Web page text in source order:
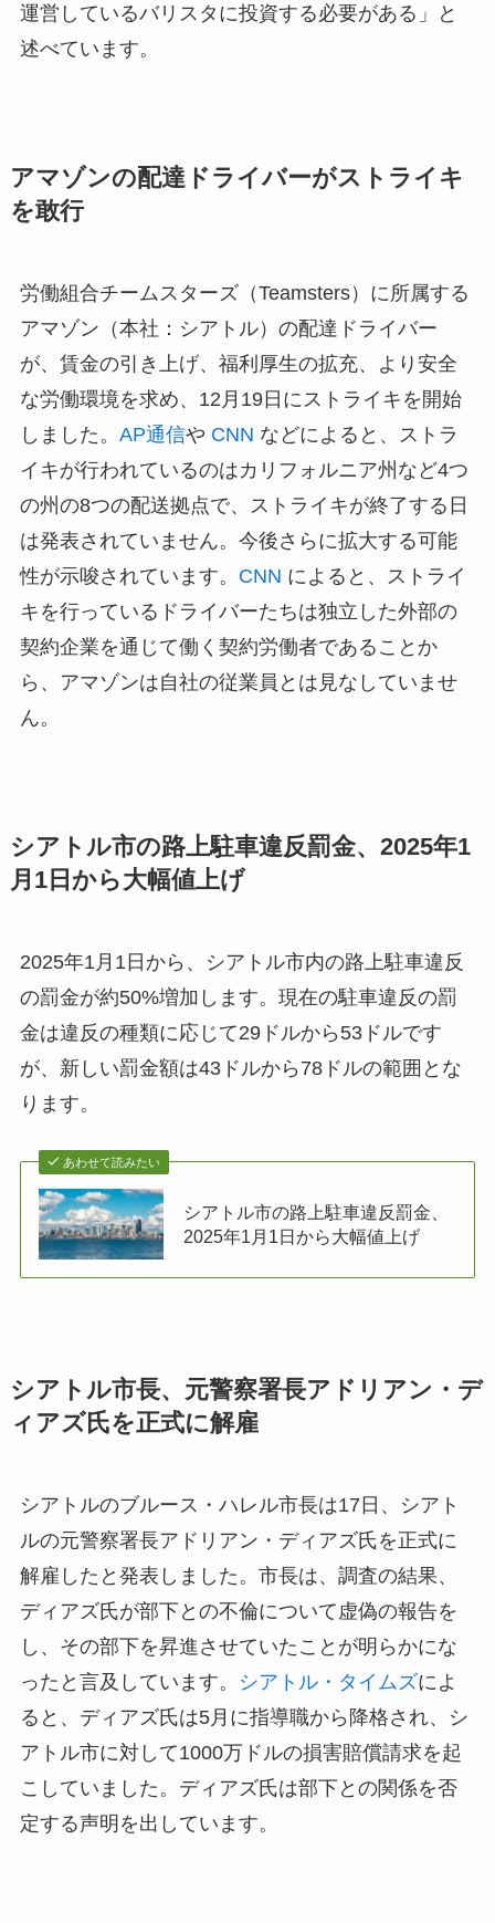
運営しているバリスタに投資する必要がある」と
述べています。
アマゾンの配達ドライバーがストライキ
を敢行
労働組合チームスターズ（Teamsters）に所属する
アマゾン（本社：シアトル）の配達ドライバー
が、賃金の引き上げ、福利厚生の拡充、より安全
な労働環境を求め、12月19日にストライキを開始
しました。 AP通信や CNN などによると、ストラ
イキが行われているのはカリフォルニア州など4つ
の州の8つの配送拠点で、ストライキが終了する日
は発表されていません。今後さらに拡大する可能
性が示唆されています。 CNN によると、ストライ
キを行っているドライバーたちは独立した外部の
契約企業を通じて働く契約労働者であることか
ら、アマゾンは自社の従業員とは見なしていませ
ん。
シアトル市の路上駐車違反罰金、2025年1
月1日から大幅値上げ
2025年1月1日から、シアトル市内の路上駐車違反
の罰金が約50%増加します。現在の駐車違反の罰
金は違反の種類に応じて29ドルから53ドルです
が、新しい罰金額は43ドルから78ドルの範囲とな
ります。
あわせて読みたい
シアトル市の路上駐車違反罰金、
2025年1月1日から大幅値上げ
シアトル市長、元警察署長アドリアン・デ
ィアズ氏を正式に解雇
シアトルのブルース・ハレル市長は17日、シアト
ルの元警察署長アドリアン・ディアズ氏を正式に
解雇したと発表しました。市長は、調査の結果、
ディアズ氏が部下との不倫について虚偽の報告を
し、その部下を昇進させていたことが明らかにな
ったと言及しています。
シアトル・タイムズによ
ると、ディアズ氏は5月に指導職から降格され、シ
アトル市に対して1000万ドルの損害賠償請求を起
こしていました。ディアズ氏は部下との関係を否
定する声明を出しています。